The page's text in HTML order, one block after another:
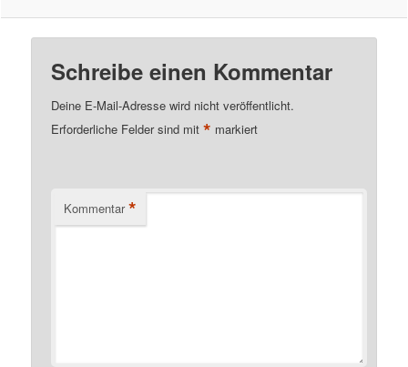
Schreibe einen Kommentar
Deine E-Mail-Adresse wird nicht veröffentlicht.
Erforderliche Felder sind mit* markiert
Kommentar *